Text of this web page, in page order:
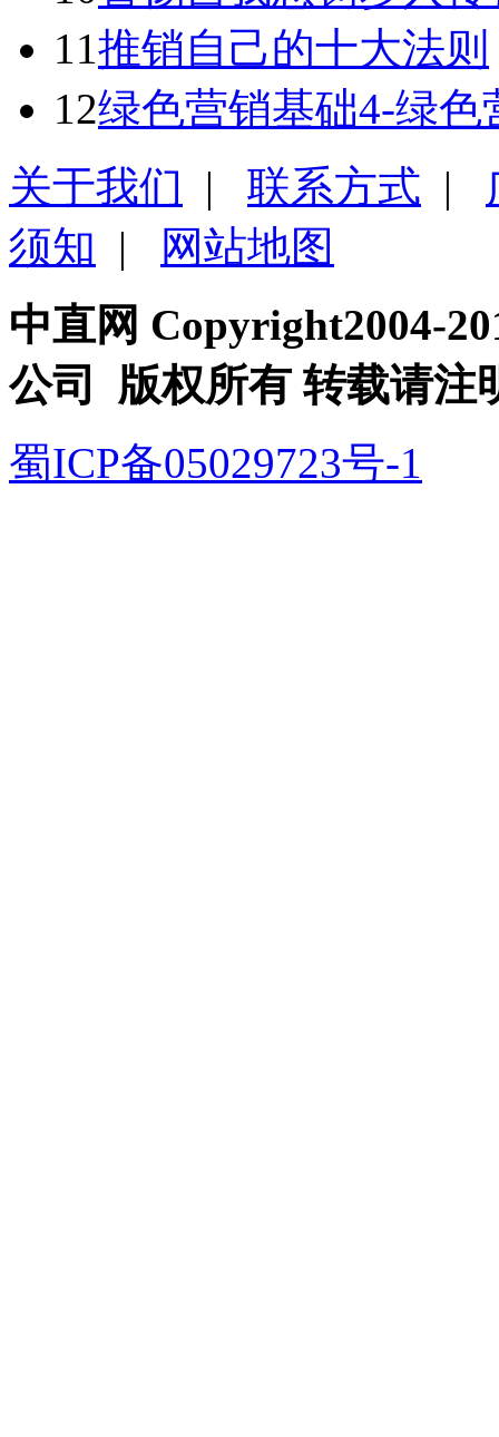
11推销自己的十大法则
12绿色营销基础4-绿色
关于我们 | 联系方式 |
须知 |
网站地图
中直网 Copyright2004-
公司 版权所有 转载请注
蜀ICP备05029723号-1